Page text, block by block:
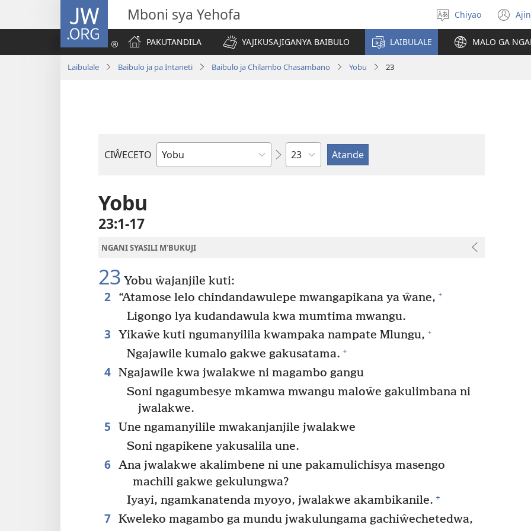
JW.ORG Mboni sya Yehofa
Asagule
ciŵeceto
Chiyao
PAKUTANDILA
YAJIKUSAJIGANYA BAIBULO LAIBULALE MALO GA
Laibulale Baibulo ja pa Intaneti Baibulo ja Chilambo Chasambano Yobu 23
CIŴECETO
Buku
Chaputala
Yobu
23:1-17
NGANI SYASILI M'BUKUJI
23 Yobu ŵajanjile kuti:
2 “Atamose lelo chindandawulepe mwangapikana ya ŵane, +
Ligongo lya kudandawula kwa mumtima mwangu.
3 Yikaŵe kuti ngumanyilila kwampaka nampate Mlungu, +
Ngajawile kumalo gakwe gakusatama. +
4 Ngajawile kwa jwalakwe ni magambo gangu
Soni ngagumbesye mkamwa mwangu maloŵe gakulimbana ni
jwalakwe.
5
Une ngamanyilile mwakanjanjile jwalakwe
Soni ngapikene yakusalila une.
6 Ana jwalakwe akalimbene ni une pakamulichisya masengo
machili gakwe gekulungwa?
Iyayi, ngamkanatenda myoyo, jwalakwe akambikanile. +
7 Kweleko magambo ga mundu jwakulungama gachiŵechetedwa,